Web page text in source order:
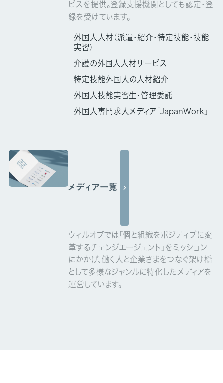
ビスを提供。登録支援機関としても認定・登
録を受けています。
外国人人材（派遣・紹介・特定技能・技能
実習）
介護の外国人人材サービス
特定技能外国人の人材紹介
外国人技能実習生・管理委託
外国人専門求人メディア「JapanWork」
メディア一覧
ウィルオブでは「個と組織をポジティブに変
革するチェンジエージェント」をミッション
にかかげ、働く人と企業さまをつなぐ架け橋
として多様なジャンルに特化したメディアを
運営しています。